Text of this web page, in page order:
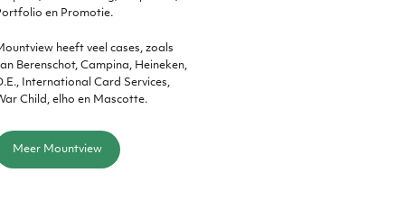
en Promotie.
heeft veel cases, zoals
Berenschot, Campina, Heineken,
International Card Services,
Child, elho en Mascotte.
Meer Mountview